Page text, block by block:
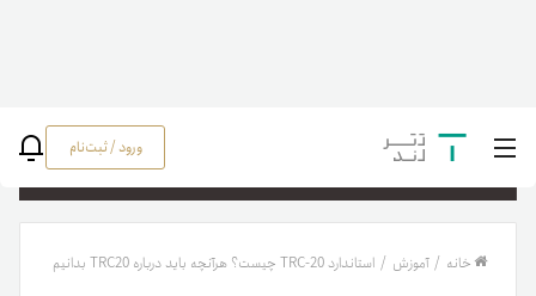
ورود / ثبت‌نام
خانه / آموزش / استاندارد TRC-20 چیست؟ هرآنچه باید درباره TRC20 بدانیم